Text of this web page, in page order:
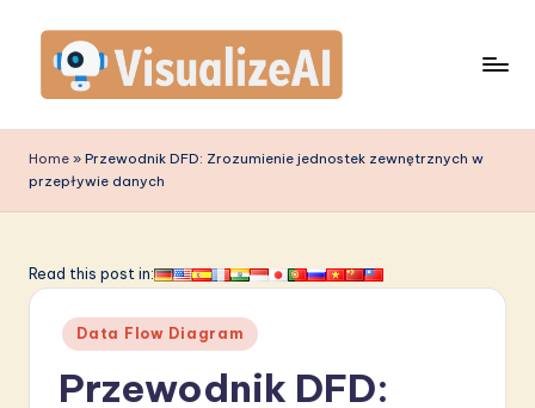
content
is
u
li
A
Home » Przewodnik DFD: Zrozumienie jednostek zewnętrznych w
przepływie danych
Read this post in:
Posted
in
Data Flow Diagram
Przewodnik DFD: